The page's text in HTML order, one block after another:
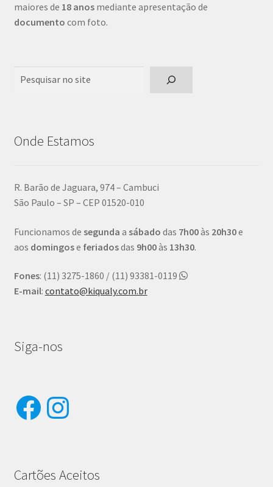
maiores de 18 anosmediante apresentação de
documento com foto.
Onde Estamos
R. Barão de Jaguara, 974 – Cambuci
São Paulo – SP – CEP 01520-010
Funcionamos de segunda a sábado das 7h00às 20h30e
aos domingose feriadosdas 9h00às 13h30.
Fones: (11) 3275-1860 / (11) 93381-0119
E-mail: contato@kiqualy.com.br
Siga-nos
Facebook
Instagram
Cartões Aceitos